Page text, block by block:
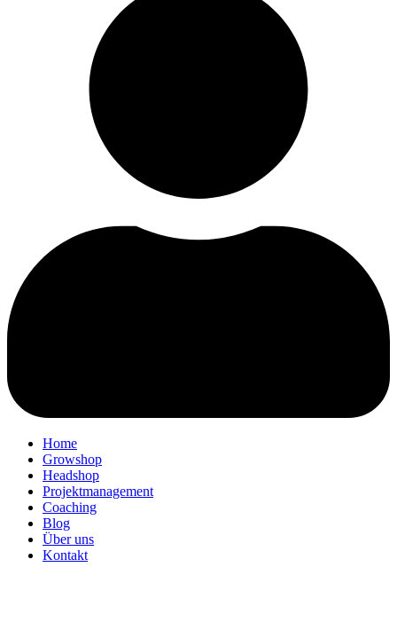
Home
Growshop
Headshop
Projektmanagement
Coaching
Blog
Über uns
Kontakt